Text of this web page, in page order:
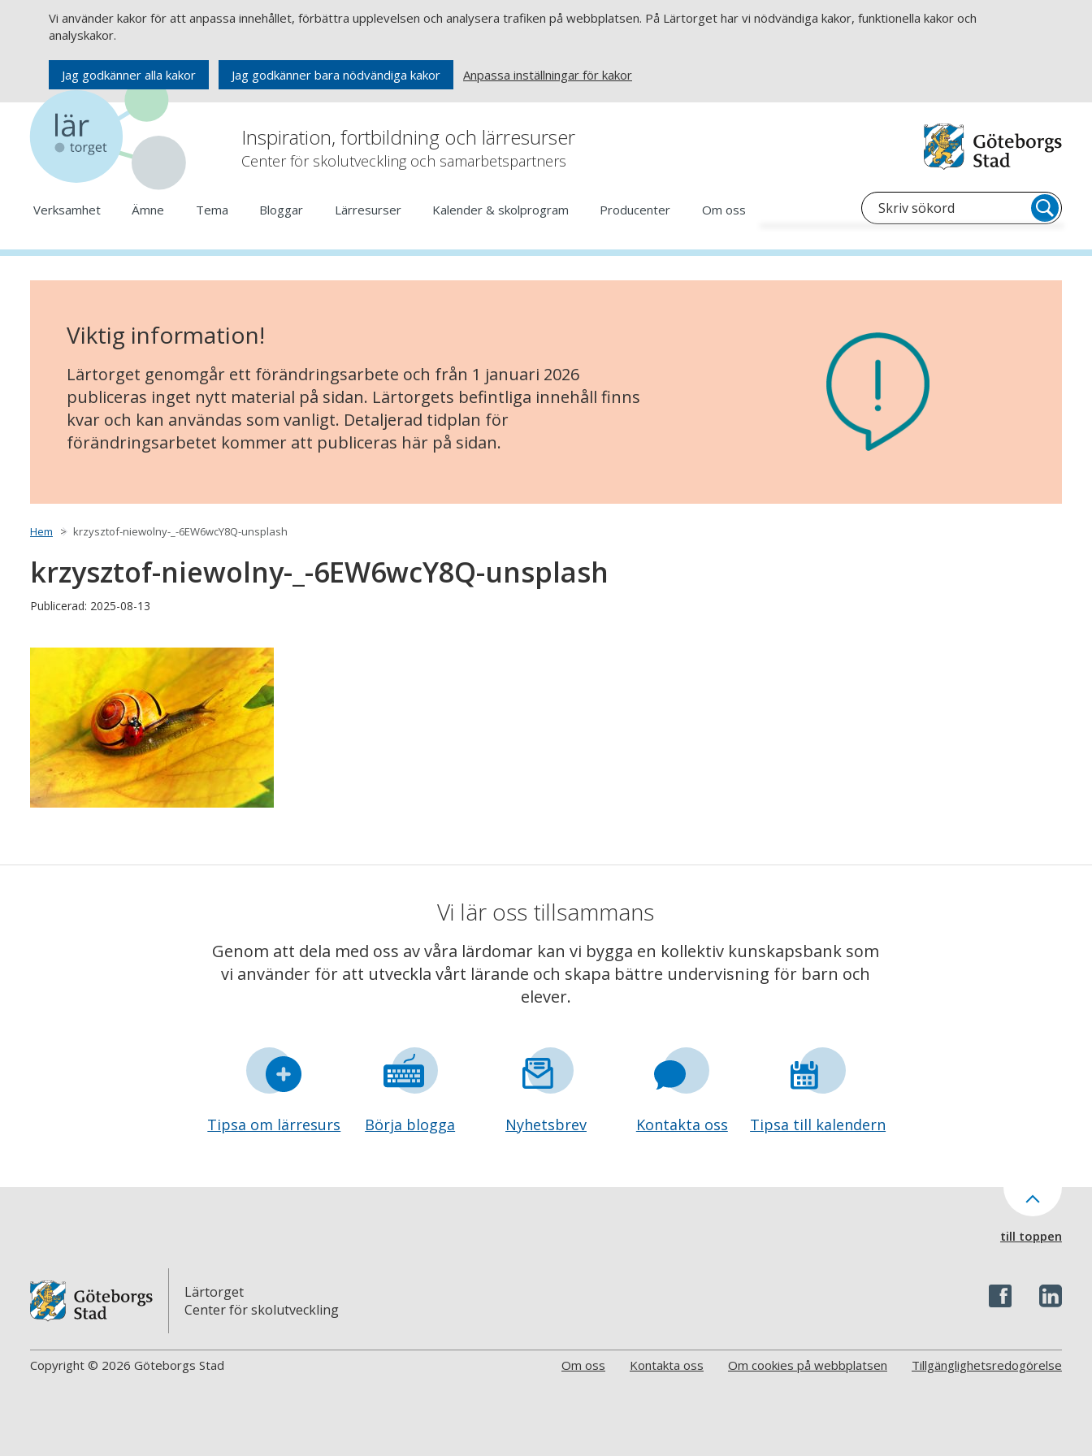
Vi använder kakor för att anpassa innehållet, förbättra upplevelsen och analysera trafiken på webbplatsen. På Lärtorget har vi nödvändiga kakor, funktionella kakor och
analyskakor.
Jag godkänner alla kakor Jag godkänner bara nödvändiga kakor Anpassa inställningar för kakor
Inspiration, fortbildning och lärresurser
Center för skolutveckling och samarbetspartners
Verksamhet Ämne Tema Bloggar Lärresurser Kalender & skolprogram Producenter Om oss
Viktig information!
Lärtorget genomgår ett förändringsarbete och från 1 januari 2026
publiceras inget nytt material på sidan. Lärtorgets befintliga innehåll finns
kvar och kan användas som vanligt. Detaljerad tidplan för
förändringsarbetet kommer att publiceras här på sidan.
Hem krzysztof-niewolny-_-6EW6wcY8Q-unsplash
krzysztof-niewolny-_-6EW6wcY8Q-unsplash
Publicerad: 2025-08-13
Vi lär oss tillsammans
Genom att dela med oss av våra lärdomar kan vi bygga en kollektiv kunskapsbank som
vi använder för att utveckla vårt lärande och skapa bättre undervisning för barn och
elever.
Tipsa om lärresurs Börja blogga Nyhetsbrev Kontakta oss Tipsa till kalendern
till toppen
Lärtorget
Center för skolutveckling
Copyright © 2026 Göteborgs Stad Om oss Kontakta oss Om cookies på webbplatsen Tillgänglighetsredogörelse